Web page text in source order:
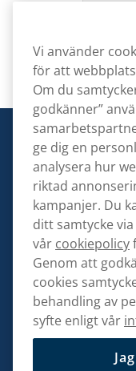
Denna
hälsan
för
Kontakta
08 517
Mån-Tor
Vi använder
för att
Om du
godkänner”
ge dig en
analysera hur
riktad
kampanjer. Du
ditt samtycke
vår cookiepolicy
Genom att
cookies
behandling av
syfte enligt vår